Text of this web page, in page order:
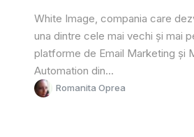
White Image, compania care
una dintre cele mai vechi și mai
platforme de Email Marketing și
Automation din...
Romanita Oprea